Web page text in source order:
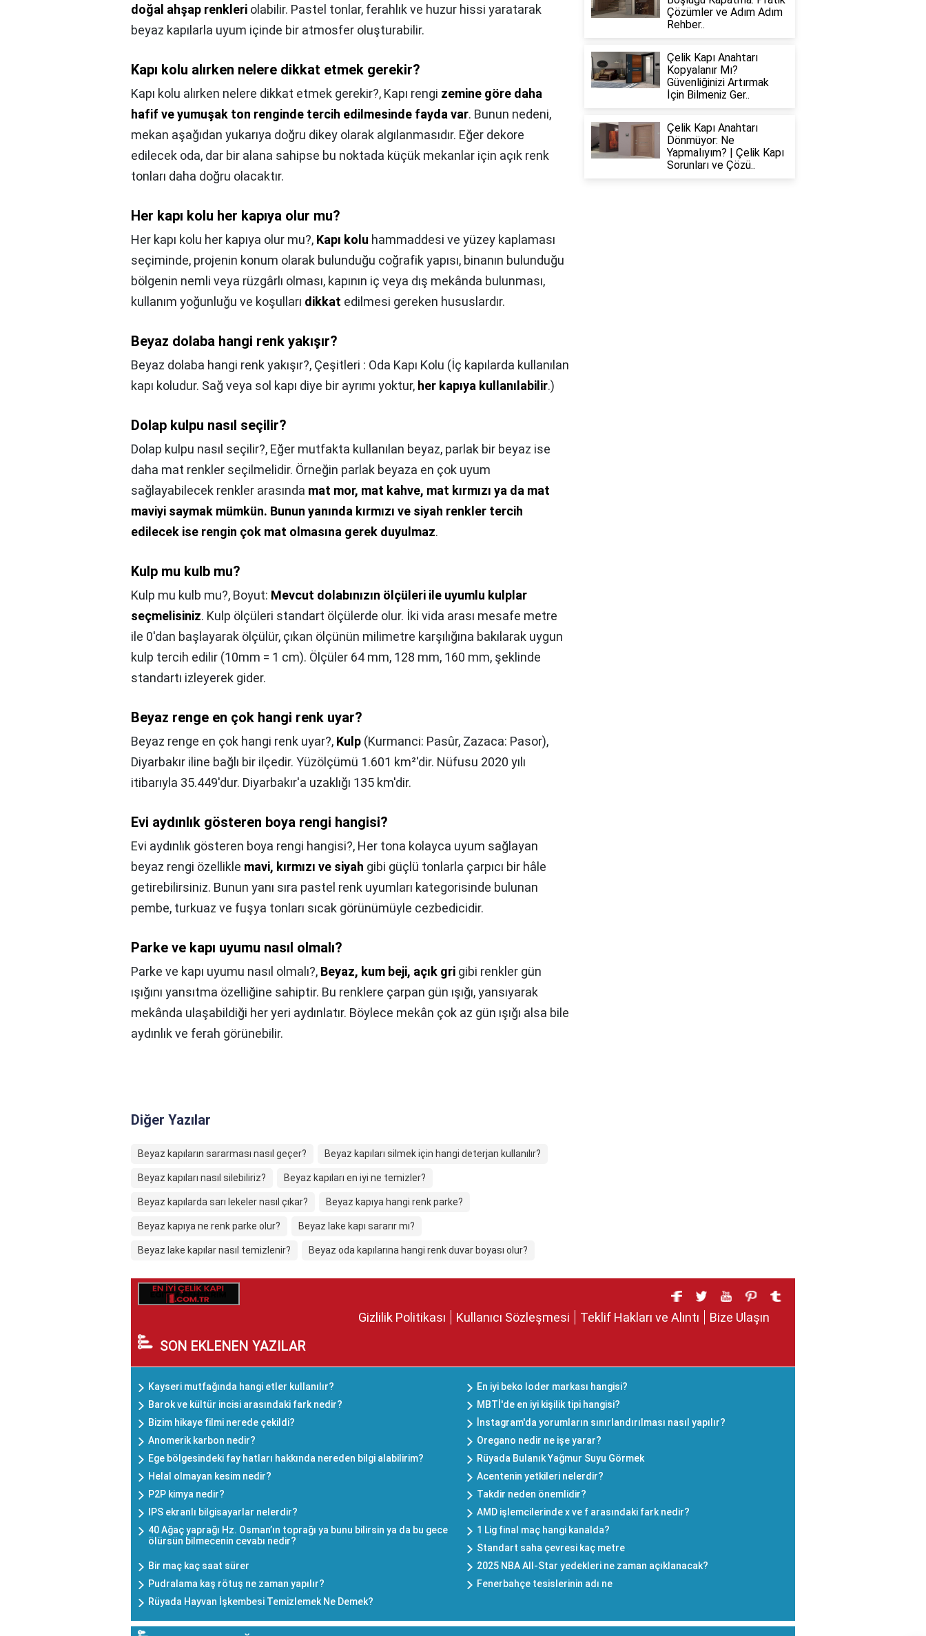
doğal ahşap renkleri olabilir. Pastel tonlar, ferahlık ve huzur hissi yaratarak
beyaz kapılarla uyum içinde bir atmosfer oluşturabilir.
Kapı kolu alırken nelere dikkat etmek gerekir?
Kapı kolu alırken nelere dikkat etmek gerekir?, Kapı rengi zemine göre daha
hafif ve yumuşak ton renginde tercih edilmesinde fayda var. Bunun nedeni,
mekan aşağıdan yukarıya doğru dikey olarak algılanmasıdır. Eğer dekore
edilecek oda, dar bir alana sahipse bu noktada küçük mekanlar için açık renk
tonları daha doğru olacaktır.
Her kapı kolu her kapıya olur mu?
Her kapı kolu her kapıya olur mu?, Kapı kolu hammaddesi ve yüzey kaplaması
seçiminde, projenin konum olarak bulunduğu coğrafik yapısı, binanın bulunduğu
bölgenin nemli veya rüzgârlı olması, kapının iç veya dış mekânda bulunması,
kullanım yoğunluğu ve koşulları dikkat edilmesi gereken hususlardır.
Beyaz dolaba hangi renk yakışır?
Beyaz dolaba hangi renk yakışır?, Çeşitleri : Oda Kapı Kolu (İç kapılarda kullanılan
kapı koludur. Sağ veya sol kapı diye bir ayrımı yoktur, her kapıya kullanılabilir.)
Dolap kulpu nasıl seçilir?
Dolap kulpu nasıl seçilir?, Eğer mutfakta kullanılan beyaz, parlak bir beyaz ise
daha mat renkler seçilmelidir. Örneğin parlak beyaza en çok uyum
sağlayabilecek renkler arasında mat mor, mat kahve, mat kırmızı ya da mat
maviyi saymak mümkün. Bunun yanında kırmızı ve siyah renkler tercih
edilecek ise rengin çok mat olmasına gerek duyulmaz.
Kulp mu kulb mu?
Kulp mu kulb mu?, Boyut: Mevcut dolabınızın ölçüleri ile uyumlu kulplar
seçmelisiniz. Kulp ölçüleri standart ölçülerde olur. İki vida arası mesafe metre
ile 0'dan başlayarak ölçülür, çıkan ölçünün milimetre karşılığına bakılarak uygun
kulp tercih edilir (10mm = 1 cm). Ölçüler 64 mm, 128 mm, 160 mm, şeklinde
standartı izleyerek gider.
Beyaz renge en çok hangi renk uyar?
Beyaz renge en çok hangi renk uyar?, Kulp (Kurmanci: Pasûr, Zazaca: Pasor),
Diyarbakır iline bağlı bir ilçedir. Yüzölçümü 1.601 km²'dir. Nüfusu 2020 yılı
itibarıyla 35.449'dur. Diyarbakır'a uzaklığı 135 km'dir.
Evi aydınlık gösteren boya rengi hangisi?
Evi aydınlık gösteren boya rengi hangisi?, Her tona kolayca uyum sağlayan
beyaz rengi özellikle mavi, kırmızı ve siyah gibi güçlü tonlarla çarpıcı bir hâle
getirebilirsiniz. Bunun yanı sıra pastel renk uyumları kategorisinde bulunan
pembe, turkuaz ve fuşya tonları sıcak görünümüyle cezbedicidir.
Parke ve kapı uyumu nasıl olmalı?
Parke ve kapı uyumu nasıl olmalı?, Beyaz, kum beji, açık gri gibi renkler gün
ışığını yansıtma özelliğine sahiptir. Bu renklere çarpan gün ışığı, yansıyarak
mekânda ulaşabildiği her yeri aydınlatır. Böylece mekân çok az gün ışığı alsa bile
aydınlık ve ferah görünebilir.
Diğer Yazılar
Beyaz kapıların sararması nasıl geçer? Beyaz kapıları silmek için hangi deterjan kullanılır?
Beyaz kapıları nasıl silebiliriz? Beyaz kapıları en iyi ne temizler?
Beyaz kapılarda sarı lekeler nasıl çıkar? Beyaz kapıya hangi renk parke?
Beyaz kapıya ne renk parke olur? Beyaz lake kapı sararır mı?
Beyaz lake kapılar nasıl temizlenir? Beyaz oda kapılarına hangi renk duvar boyası olur?
Çözümler ve Adım Adım
Rehber..
Çelik Kapı Anahtarı
Kopyalanır Mı?
Güvenliğinizi Artırmak
İçin Bilmeniz Ger..
Çelik Kapı Anahtarı
Dönmüyor: Ne
Yapmalıyım? | Çelik Kapı
Sorunları ve Çözü..
Gizlilik Politikası Kullanıcı Sözleşmesi Teklif Hakları ve Alıntı Bize Ulaşın
SON EKLENEN YAZILAR
Kayseri mutfağında hangi etler kullanılır?
En iyi beko loder markası hangisi?
Barok ve kültür incisi arasındaki fark nedir?
MBTİ'de en iyi kişilik tipi hangisi?
Bizim hikaye filmi nerede çekildi?
İnstagram'da yorumların sınırlandırılması nasıl yapılır?
Anomerik karbon nedir?
Oregano nedir ne işe yarar?
Ege bölgesindeki fay hatları hakkında nereden bilgi alabilirim?
Rüyada Bulanık Yağmur Suyu Görmek
Helal olmayan kesim nedir?
Acentenin yetkileri nelerdir?
P2P kimya nedir?
Takdir neden önemlidir?
IPS ekranlı bilgisayarlar nelerdir?
AMD işlemcilerinde x ve f arasındaki fark nedir?
40 Ağaç yaprağı Hz. Osman’ın toprağı ya bunu bilirsin ya da bu gece
ölürsün bilmecenin cevabı nedir?
1 Lig final maç hangi kanalda?
Standart saha çevresi kaç metre
Bir maç kaç saat sürer
2025 NBA All-Star yedekleri ne zaman açıklanacak?
Pudralama kaş rötuş ne zaman yapılır?
Fenerbahçe tesislerinin adı ne
Rüyada Hayvan İşkembesi Temizlemek Ne Demek?